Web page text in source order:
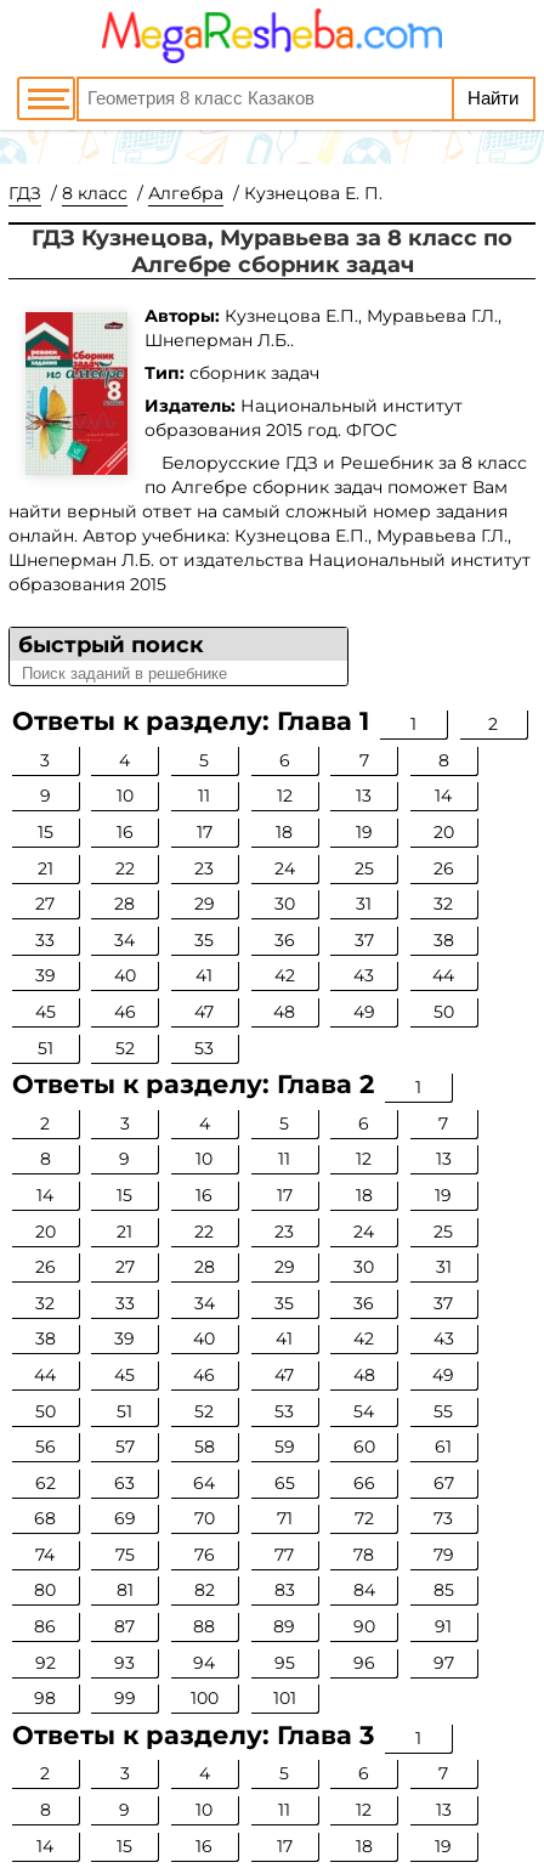
ГДЗ 8 класс Алгебра Кузнецова Е. П.
ГДЗ Кузнецова, Муравьева за 8 класс по
Алгебре сборник задач
Авторы: Кузнецова Е.П., Муравьева Г.Л.,
Шнеперман Л.Б..
Тип: сборник задач
Издатель: Национальный институт
образования 2015 год. ФГОС
Белорусские ГДЗ и Решебник за 8 класс
по Алгебре сборник задач поможет Вам
найти верный ответ на самый сложный номер задания
онлайн. Автор учебника: Кузнецова Е.П., Муравьева Г.Л.,
Шнеперман Л.Б. от издательства Национальный институт
образования 2015
быстрый поиск
Ответы к разделу: Глава 1 1
2
3
4 5 6 7
8
9
10 11 12 13
14
15
16 17 18 19
20
21
22 23 24 25
26
27
28 29 30 31
32
33
34 35 36 37
38
39
40 41 42 43
44
45
46 47 48 49
50
51
52 53
Ответы к разделу: Глава 2
1
2
3 4 5 6
7
8
9 10 11 12
13
14
15 16 17 18
19
20
21 22 23 24
25
26
27 28 29 30
31
32
33 34 35 36
37
38
39 40 41 42
43
44
45 46 47 48
49
50
51 52 53 54
55
56
57 58 59 60
61
62
63 64 65 66
67
68
69 70 71 72
73
74
75 76 77 78
79
80
81 82 83 84
85
86
87 88 89 90
91
92
93 94 95 96
97
98
99 100 101
Ответы к разделу: Глава 3
1
2
3 4 5 6
7
8
9 10 11 12
13
14
15 16 17 18
19